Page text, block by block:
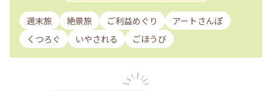
週末旅 絶景旅 ご利益めぐり
アートさんぽ
くつろぐ
いやされる ごほうび